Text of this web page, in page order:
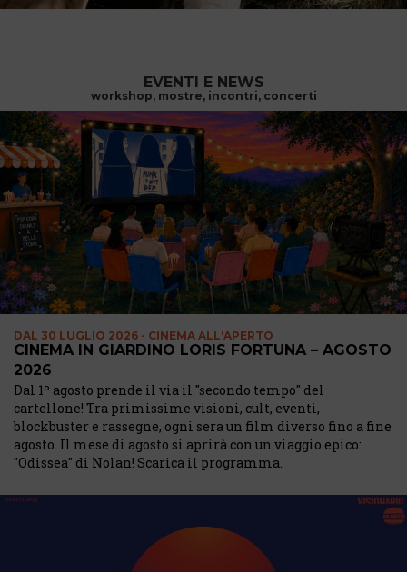
EVENTI E NEWS
workshop, mostre, incontri, concerti
DAL 30 LUGLIO 2026 - CINEMA ALL'APERTO
CINEMA IN GIARDINO LORIS FORTUNA – AGOSTO
2026
Dal 1º agosto prende il via il "secondo tempo" del
cartellone! Tra primissime visioni, cult, eventi,
blockbuster e rassegne, ogni sera un film diverso fino a fine
agosto. Il mese di agosto si aprirà con un viaggio epico:
"Odissea" di Nolan! Scarica il programma.